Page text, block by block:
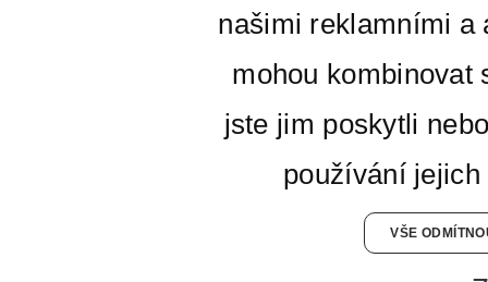
našimi reklamními a
mohou kombinovat
jste jim poskytli
používání
VŠE